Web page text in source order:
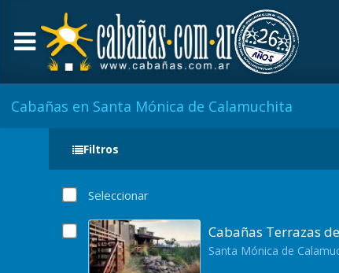
Cabañas en Santa Mónica de Calamuchita
Filtros
Seleccionar
Cabañas Terrazas
Santa Mónica de